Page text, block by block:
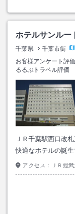
ホテルサンルー
千葉県 千葉市街
お客様アンケート評価
るるぶトラベル評価
ＪＲ千葉駅西口改
快適なホテルの誕生
アクセス： ＪＲ総